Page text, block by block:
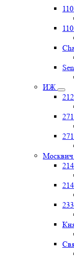
ИЖ
Москвич